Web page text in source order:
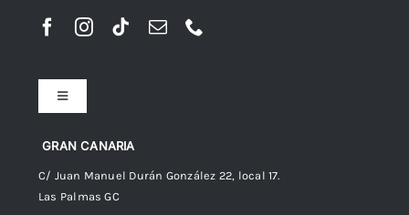
GRAN CANARIA
C/ Juan Manuel Durán González 22, local 17.
Las Palmas GC
Toggle
Navigation
Preguntas frecuentes
Envíos